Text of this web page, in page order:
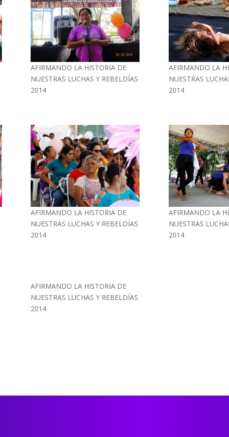
AFIRMANDO LA HISTORIA DE
NUESTRAS LUCHAS Y REBELDÍAS
2014
AFIRMANDO LA
NUESTRAS
2014
AFIRMANDO LA HISTORIA DE
NUESTRAS LUCHAS Y REBELDÍAS
2014
AFIRMANDO LA
NUESTRAS
2014
AFIRMANDO LA HISTORIA DE
NUESTRAS LUCHAS Y REBELDÍAS
2014